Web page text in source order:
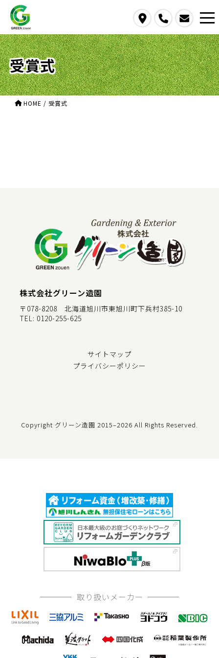
contact us
受賞式
HOME / 受賞式
株式会社グリーン造園
〒078-8208 北海道旭川市東旭川町下兵村385-10
TEL: 0120-255-625
サイトマップ
プライバシーポリシー
Copyright グリーン造園 2015–2026 All Rights Reserved.
取り扱いメーカー